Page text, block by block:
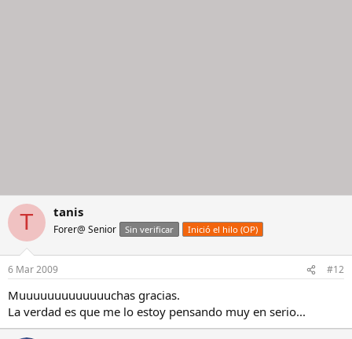
T tanis
Forer@ Senior Sin verificar Inició el hilo (OP)
6 Mar 2009 #12
Muuuuuuuuuuuuuchas gracias.
La verdad es que me lo estoy pensando muy en serio...